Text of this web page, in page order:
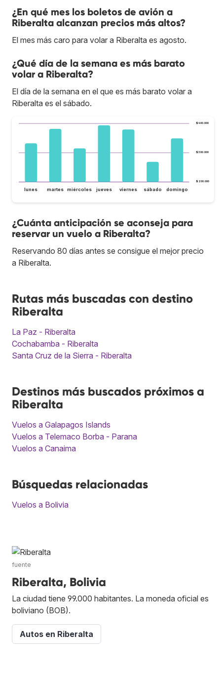
¿En qué mes los boletos de avión a
Riberalta alcanzan precios más altos?
El mes más caro para volar a Riberalta es agosto.
¿Qué día de la semana es más barato
volar a Riberalta?
El día de la semana en el que es más barato volar a
Riberalta es el sábado.
$200.000
$300.000
$400.000
lunes martes miércoles jueves viernes sábado domingo
¿Cuánta anticipación se aconseja para
reservar un vuelo a Riberalta?
Reservando 80 días antes se consigue el mejor precio
a Riberalta.
Rutas más buscadas con destino
Riberalta
La Paz - Riberalta
Cochabamba - Riberalta
Santa Cruz de la Sierra - Riberalta
Destinos más buscados próximos a
Riberalta
Vuelos a Galapagos Islands
Vuelos a Telemaco Borba - Parana
Vuelos a Canaima
Búsquedas relacionadas
Vuelos a Bolivia
fuente
Riberalta, Bolivia
La ciudad tiene 99.000 habitantes. La moneda oficial es
boliviano (BOB).
Autos en Riberalta